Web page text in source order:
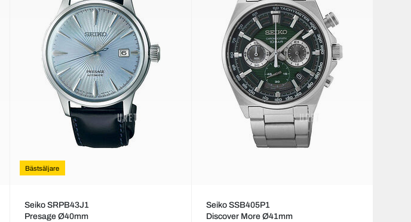
Bästsäljare
Seiko SRPB43J1
Presage Ø40mm
Seiko SSB405P1
Discover More Ø41mm